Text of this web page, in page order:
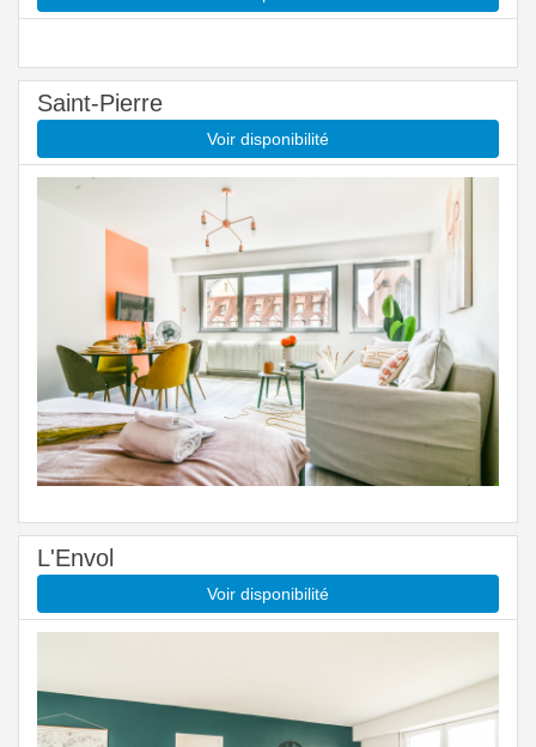
Saint-Pierre
Voir disponibilité
L'Envol
Voir disponibilité